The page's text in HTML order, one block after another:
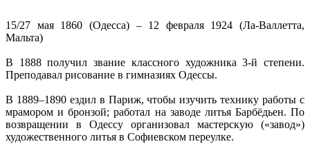
15/27 мая 1860 (Одесса) – 12 февраля 1924 (Ла-Валлетта,
Мальта)
В 1888 получил звание классного художника 3-й степени.
Преподавал рисование в гимназиях Одессы.
В 1889–1890 ездил в Париж, чтобы изучить технику работы с
мрамором и бронзой; работал на заводе литья Барбёдьен. По
возвращении в Одессу организовал мастерскую («завод»)
художественного литья в Софиевском переулке.